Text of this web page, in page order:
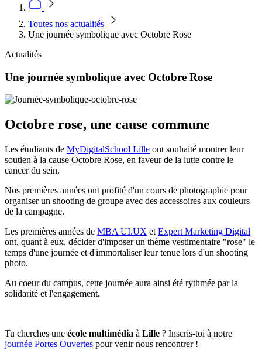
Toutes nos actualités
Une journée symbolique avec Octobre Rose
Actualités
Une journée symbolique avec Octobre Rose
Octobre rose, une cause commune
Les étudiants de MyDigitalSchool Lille ont souhaité montrer leur
soutien à la cause Octobre Rose, en faveur de la lutte contre le
cancer du sein.
Nos premières années ont profité d'un cours de photographie pour
organiser un shooting de groupe avec des accessoires aux couleurs
de la campagne.
Les premières années de MBA UI.UX et Expert Marketing Digital
ont, quant à eux, décider d'imposer un thème vestimentaire "rose" le
temps d'une journée et d'immortaliser leur tenue lors d'un shooting
photo.
Au coeur du campus, cette journée aura ainsi été rythmée par la
solidarité et l'engagement.
Tu cherches une école multimédia à Lille ? Inscris-toi à notre
journée Portes Ouvertes pour venir nous rencontrer !